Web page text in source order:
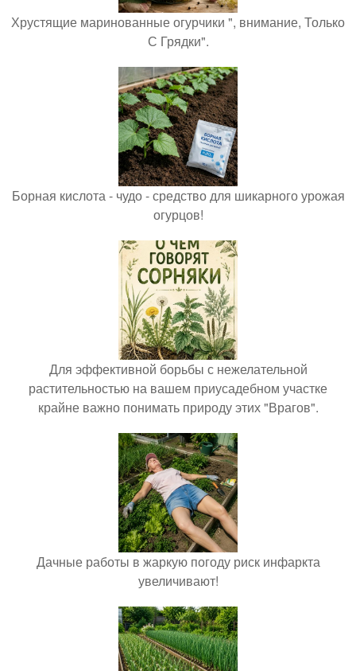
Хрустящие маринованные огурчики ", внимание, Только
С Грядки".
Борная кислота - чудо - средство для шикарного урожая
огурцов!
Для эффективной борьбы с нежелательной
растительностью на вашем приусадебном участке
крайне важно понимать природу этих "Врагов".
Дачные работы в жаркую погоду риск инфаркта
увеличивают!